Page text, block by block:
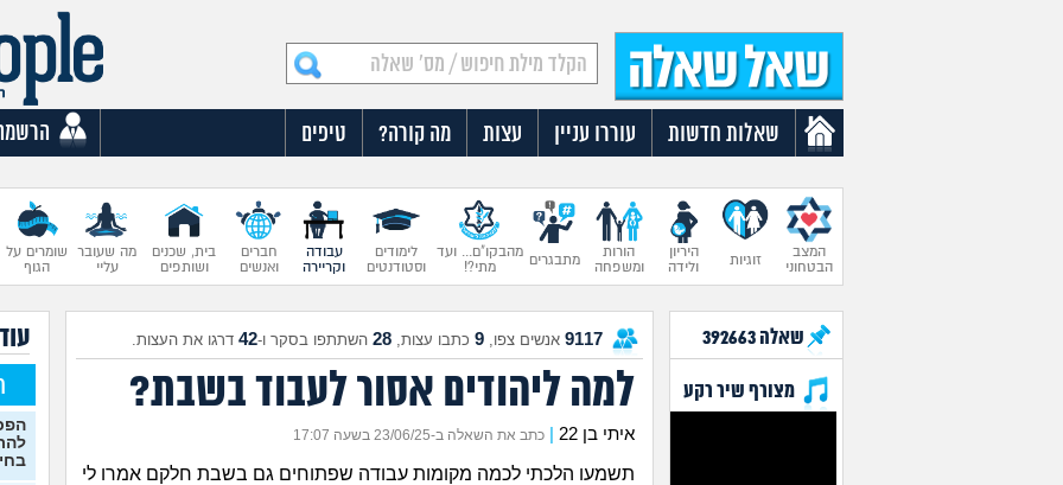
שאלות חדשות עוררו עניין עצות מה קורה? טיפים
המצב
הבטחוני
זוגיות
היריון
ולידה
הורות
ומשפחה
מתבגרים
מהבקו"ם... ועד
מתי?!
לימודים
וסטודנטים
עבודה
וקריירה
חברים
ואנשים
בית, שכנים
ושותפים
מה שעובר
עליי
שומרים על
הגוף
שאלה392663
מצורף שיר רקע
9117 אנשים צפו, 9 כתבו עצות, 28 השתתפו בסקר ו-42 דרגו את העצות.
למה ליהודים אסור לעבוד בשבת?
איתי בן 22 כתב את השאלה ב-23/06/25 בשעה 17:07
תשמעו הלכתי לכמה מקומות עבודה שפתוחים גם בשבת חלקם אמרו לי